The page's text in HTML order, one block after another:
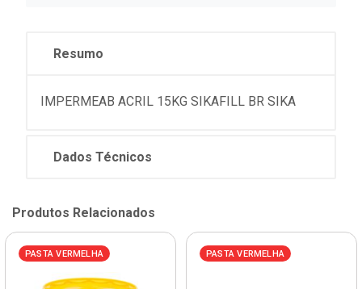
Resumo
IMPERMEAB ACRIL 15KG SIKAFILL BR SIKA
Dados Técnicos
Produtos Relacionados
PASTA VERMELHA PASTA VERMELHA